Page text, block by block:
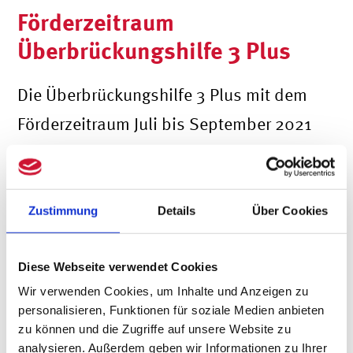
Zustimmung Details Über Cookies
Diese Webseite verwendet Cookies
Wir verwenden Cookies, um Inhalte und Anzeigen zu
personalisieren, Funktionen für soziale Medien anbieten
zu können und die Zugriffe auf unsere Website zu
analysieren. Außerdem geben wir Informationen zu Ihrer
Förderzeitraum
Überbrückungshilfe 3 Plus
Die Überbrückungshilfe 3 Plus mit dem
Förderzeitraum Juli bis September 2021
ausgeweitet werden. Darauf haben sich
BMWi und BMF verständigt. Demzufolge
wird es weitere Fördermonate geben:
Oktober, November und Dezember 2021.
Wer bekommt die
Überbrückungshilfe 3 Plus?